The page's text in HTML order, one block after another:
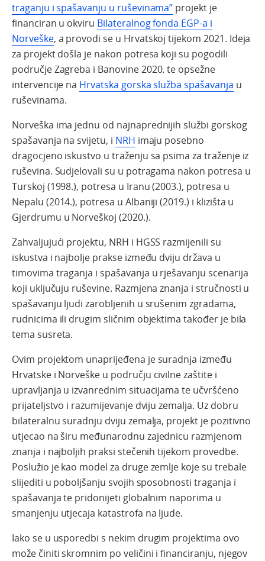
traganju i spašavanju u ruševinama” projekt je
financiran u okviru Bilateralnog fonda EGP-a i
Norveške, a provodi se u Hrvatskoj tijekom 2021. Ideja
za projekt došla je nakon potresa koji su pogodili
područjeZagreba i Banovine 2020. te opsežne
intervencije na Hrvatska gorska služba spašavanja u
ruševinama.
Norveška ima jednu od najnaprednijih službi gorskog
spašavanja na svijetu, i NRH imaju posebno
dragocjeno iskustvo u traženju sa psima za traženje iz
ruševina. Sudjelovali su u potragama nakon potresa u
Turskoj (1998.), potresa u Iranu (2003.), potresa u
Nepalu (2014.), potresa u Albaniji (2019.) i klizišta u
Gjerdrumu u Norveškoj (2020.).
Zahvaljujući projektu, NRH i HGSS razmijenili su
iskustva i najbolje prakse između dviju država u
timovima traganja i spašavanja u rješavanju scenarija
koji uključuju ruševine. Razmjena znanja i stručnosti u
spašavanju ljudi zarobljenih u srušenim zgradama,
rudnicima ili drugim sličnim objektima također je bila
tema susreta.
Ovim projektom unaprijeđena je suradnja između
Hrvatske i Norveške u području civilne zaštite i
upravljanja u izvanrednim situacijama te učvršćeno
prijateljstvo i razumijevanje dviju zemalja. Uz dobru
bilateralnu suradnju dviju zemalja, projekt je pozitivno
utjecao na širu međunarodnu zajednicu razmjenom
znanja i najboljih praksi stečenih tijekom provedbe.
Poslužio je kao model za druge zemlje koje su trebale
slijediti u poboljšanju svojih sposobnosti traganja i
spašavanja te pridonijeti globalnim naporima u
smanjenju utjecaja katastrofa na ljude.
Iako se u usporedbi s nekim drugim projektima ovo
može činiti skromnim po veličini i financiranju, njegov